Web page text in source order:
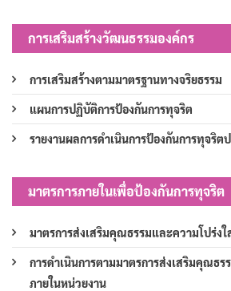
การเสริมสร้างวัฒนธรรมองค์กร
การเสริมสร้างตามมาตรฐานทางจริยธรรม
แผนการปฏิบัติการป้องกันการทุจริต
รายงานผลการดำเนินการป้องกันการทุจริต
มาตรการภายในเพื่อป้องกันการทุจริต
มาตรการส่งเสริมคุณธรรมและความโปร่ง
การดำเนินการตามมาตรการส่งเสริมคุณธร
ภายในหน่วยงาน